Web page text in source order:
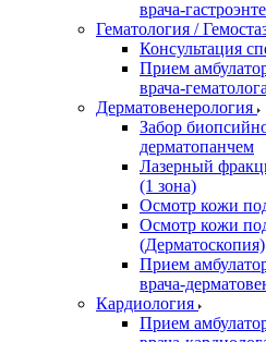
врача-
Гематология /
Консультация
Прием
врача-
Дерматовенерология
Забор
дерматопанчем
Лазерный
(1 зона)
Осмотр кожи
Осмотр кожи
(Дерматоскопия)
Прием
врача-
Кардиология
Прием